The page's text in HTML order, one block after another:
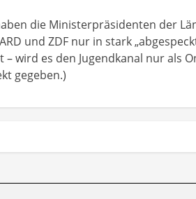
die Ministerpräsidenten der
und ZDF nur in stark
wird es den Jugendkanal nur als
gegeben.)